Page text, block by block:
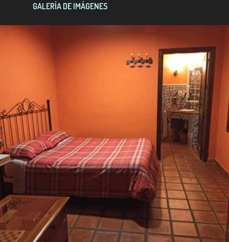
GALERÍA DE IMÁGENES